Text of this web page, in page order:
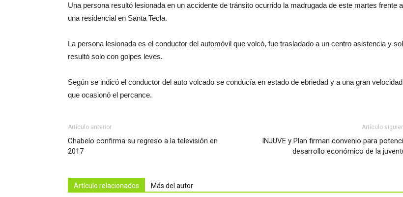
Una persona resultó lesionada en un accidente de tránsito ocurrido la madrugada de este martes frente a
una residencial en Santa Tecla.
La persona lesionada es el conductor del automóvil que volcó, fue trasladado a un centro asistencia y
resultó solo con golpes leves.
Según se indicó el conductor del auto volcado se conducía en estado de ebriedad y a una gran
que ocasionó el percance.
Artículo anterior
Chabelo confirma su regreso a la televisión en
2017
Artículo
INJUVE y Plan firman convenio para
desarrollo económico de la
Artículo relacionados Más del autor